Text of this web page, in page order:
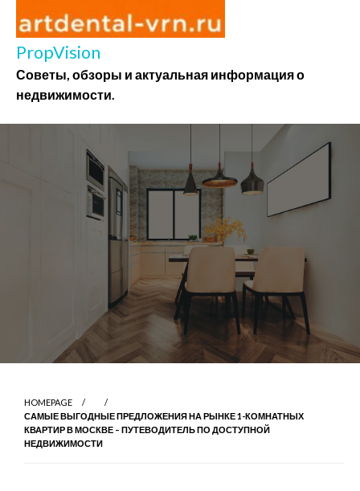
PropVision
Советы, обзоры и актуальная информация о
недвижимости.
HOMEPAGE
САМЫЕ ВЫГОДНЫЕ ПРЕДЛОЖЕНИЯ НА РЫНКЕ 1-КОМНАТНЫХ
КВАРТИР В МОСКВЕ – ПУТЕВОДИТЕЛЬ ПО ДОСТУПНОЙ
НЕДВИЖИМОСТИ